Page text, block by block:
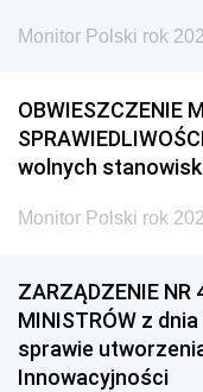
Monitor Polski rok
OBWIESZCZENIE
wolnych
Monitor Polski rok
ZARZĄDZENIE NR
MINISTRÓW z
sprawie
Innowacyjności